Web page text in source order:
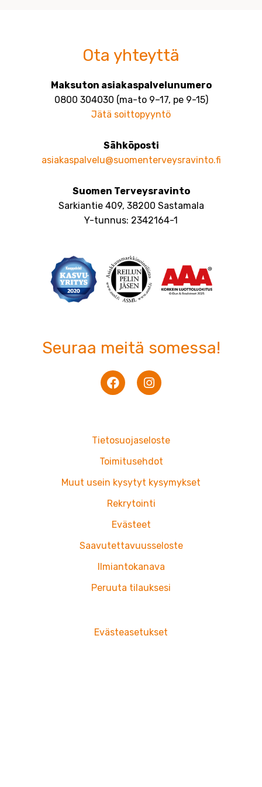
Ota yhteyttä
Maksuton asiakaspalvelunumero
0800 304030 (ma-to 9–17, pe 9-15)
Jätä soittopyyntö
Sähköposti
asiakaspalvelu@suomenterveysravinto.fi
Suomen Terveysravinto
Sarkiantie 409, 38200 Sastamala
Y-tunnus: 2342164-1
Seuraa meitä somessa!
F
a
o
k
I
n
g
a
Tietosuojaseloste
Toimitusehdot
Muut usein kysytyt kysymykset
Rekrytointi
Evästeet
Saavutettavuusseloste
Ilmiantokanava
Peruuta tilauksesi
Evästeasetukset